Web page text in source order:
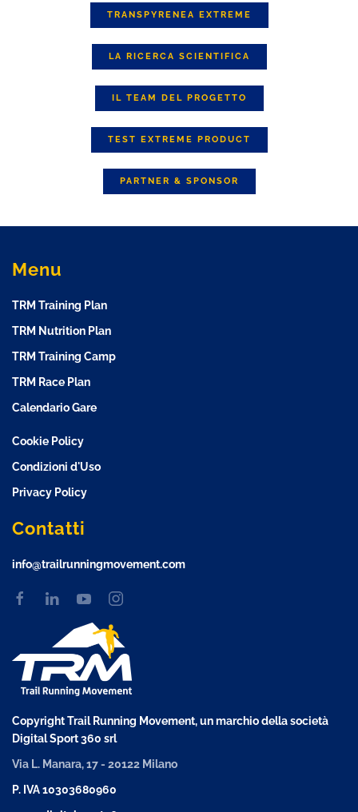
TRANSPYRENEA EXTREME
LA RICERCA SCIENTIFICA
IL TEAM DEL PROGETTO
TEST EXTREME PRODUCT
PARTNER & SPONSOR
Menu
TRM Training Plan
TRM Nutrition Plan
TRM Training Camp
TRM Race Plan
Calendario Gare
Cookie Policy
Condizioni d'Uso
Privacy Policy
Contatti
info@trailrunningmovement.com
Copyright Trail Running Movement, un marchio della società
Digital Sport 360 srl
Via L. Manara, 17 - 20122 Milano
P. IVA 10303680960